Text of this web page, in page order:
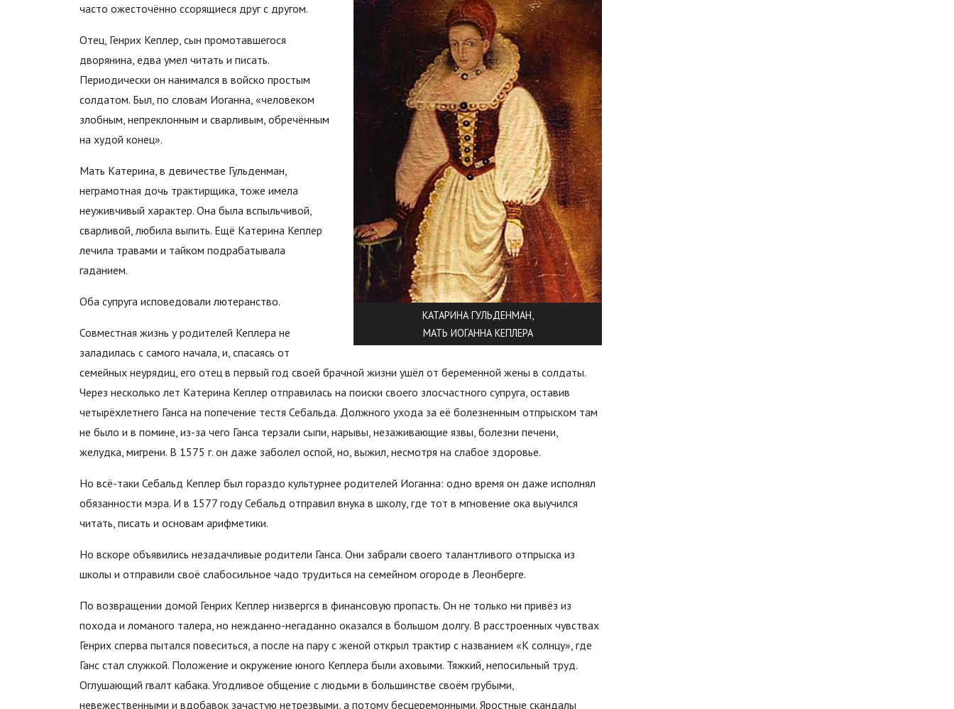
КАТАРИНА ГУЛЬДЕНМАН,
МАТЬ ИОГАННА КЕПЛЕРА
часто ожесточённо ссорящиеся друг с другом.
Отец, Генрих Кеплер, сын промотавшегося
дворянина, едва умел читать и писать.
Периодически он нанимался в войско простым
солдатом. Был, по словам Иоганна, «человеком
злобным, непреклонным и сварливым, обречённым
на худой конец».
Мать Катерина, в девичестве Гульденман,
неграмотная дочь трактирщика, тоже имела
неуживчивый характер. Она была вспыльчивой,
сварливой, любила выпить. Ещё Катерина Кеплер
лечила травами и тайком подрабатывала
гаданием.
Оба супруга исповедовали лютеранство.
Совместная жизнь у родителей Кеплера не
заладилась с самого начала, и, спасаясь от
семейных неурядиц, его отец в первый год своей брачной жизни ушёл от беременной жены в солдаты.
Через несколько лет Катерина Кеплер отправилась на поиски своего злосчастного супруга, оставив
четырёхлетнего Ганса на попечение тестя Себальда. Должного ухода за её болезненным отпрыском там
не было и в помине, из-за чего Ганса терзали сыпи, нарывы, незаживающие язвы, болезни печени,
желудка, мигрени. В 1575 г. он даже заболел оспой, но, выжил, несмотря на слабое здоровье.
Но всё-таки Себальд Кеплер был гораздо культурнее родителей Иоганна: одно время он даже исполнял
обязанности мэра. И в 1577 году Себальд отправил внука в школу, где тот в мгновение ока выучился
читать, писать и основам арифметики.
Но вскоре объявились незадачливые родители Ганса. Они забрали своего талантливого отпрыска из
школы и отправили своё слабосильное чадо трудиться на семейном огороде в Леонберге.
По возвращении домой Генрих Кеплер низвергся в финансовую пропасть. Он не только ни привёз из
похода и ломаного талера, но нежданно-негаданно оказался в большом долгу. В расстроенных чувствах
Генрих сперва пытался повеситься, а после на пару с женой открыл трактир с названием «К солнцу», где
Ганс стал служкой. Положение и окружение юного Кеплера были аховыми. Тяжкий, непосильный труд.
Оглушающий гвалт кабака. Угодливое общение с людьми в большинстве своём грубыми,
невежественными и вдобавок зачастую нетрезвыми, а потому бесцеремонными. Яростные скандалы